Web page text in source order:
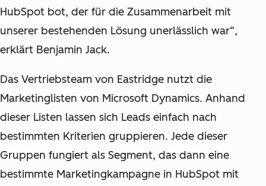
HubSpot bot, der für die Zusammenarbeit mit
unserer bestehenden Lösung unerlässlich war“,
erklärt Benjamin Jack.
Das Vertriebsteam von Eastridge nutzt die
Marketinglisten von Microsoft Dynamics. Anhand
dieser Listen lassen sich Leads einfach nach
bestimmten Kriterien gruppieren. Jede dieser
Gruppen fungiert als Segment, das dann eine
bestimmte Marketingkampagne in HubSpot mit